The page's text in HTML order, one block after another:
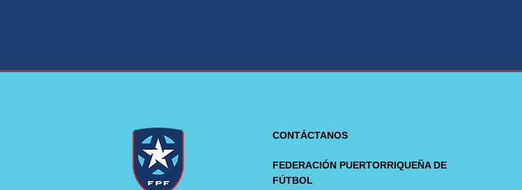
CONTÁCTANOS
FEDERACIÓN PUERTORRIQUEÑA DE
FÚTBOL